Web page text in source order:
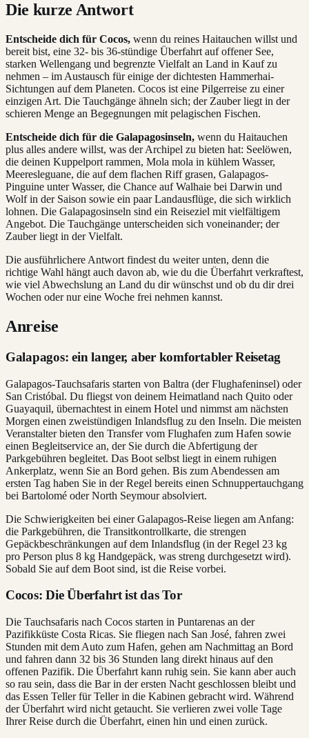
Die kurze Antwort
Entscheide dich für Cocos, wenn du reines Haitauchen willst und
bereit bist, eine 32- bis 36-stündige Überfahrt auf offener See,
starken Wellengang und begrenzte Vielfalt an Land in Kauf zu
nehmen – im Austausch für einige der dichtesten Hammerhai-
Sichtungen auf dem Planeten. Cocos ist eine Pilgerreise zu einer
einzigen Art. Die Tauchgänge ähneln sich; der Zauber liegt in der
schieren Menge an Begegnungen mit pelagischen Fischen.
Entscheide dich für die Galapagosinseln, wenn du Haitauchen
plus alles andere willst, was der Archipel zu bieten hat: Seelöwen,
die deinen Kuppelport rammen, Mola mola in kühlem Wasser,
Meeresleguane, die auf dem flachen Riff grasen, Galapagos-
Pinguine unter Wasser, die Chance auf Walhaie bei Darwin und
Wolf in der Saison sowie ein paar Landausflüge, die sich wirklich
lohnen. Die Galapagosinseln sind ein Reiseziel mit vielfältigem
Angebot. Die Tauchgänge unterscheiden sich voneinander; der
Zauber liegt in der Vielfalt.
Die ausführlichere Antwort findest du weiter unten, denn die
richtige Wahl hängt auch davon ab, wie du die Überfahrt verkraftest,
wie viel Abwechslung an Land du dir wünschst und ob du dir drei
Wochen oder nur eine Woche frei nehmen kannst.
Anreise
Galapagos: ein langer, aber komfortabler Reisetag
Galapagos-Tauchsafaris starten von Baltra (der Flughafeninsel) oder
San Cristóbal. Du fliegst von deinem Heimatland nach Quito oder
Guayaquil, übernachtest in einem Hotel und nimmst am nächsten
Morgen einen zweistündigen Inlandsflug zu den Inseln. Die meisten
Veranstalter bieten den Transfer vom Flughafen zum Hafen sowie
einen Begleitservice an, der Sie durch die Abfertigung der
Parkgebühren begleitet. Das Boot selbst liegt in einem ruhigen
Ankerplatz, wenn Sie an Bord gehen. Bis zum Abendessen am
ersten Tag haben Sie in der Regel bereits einen Schnuppertauchgang
bei Bartolomé oder North Seymour absolviert.
Die Schwierigkeiten bei einer Galapagos-Reise liegen am Anfang:
die Parkgebühren, die Transitkontrollkarte, die strengen
Gepäckbeschränkungen auf dem Inlandsflug (in der Regel 23 kg
pro Person plus 8 kg Handgepäck, was streng durchgesetzt wird).
Sobald Sie auf dem Boot sind, ist die Reise vorbei.
Cocos: Die Überfahrt ist das Tor
Die Tauchsafaris nach Cocos starten in Puntarenas an der
Pazifikküste Costa Ricas. Sie fliegen nach San José, fahren zwei
Stunden mit dem Auto zum Hafen, gehen am Nachmittag an Bord
und fahren dann 32 bis 36 Stunden lang direkt hinaus auf den
offenen Pazifik. Die Überfahrt kann ruhig sein. Sie kann aber auch
so rau sein, dass die Bar in der ersten Nacht geschlossen bleibt und
das Essen Teller für Teller in die Kabinen gebracht wird. Während
der Überfahrt wird nicht getaucht. Sie verlieren zwei volle Tage
Ihrer Reise durch die Überfahrt, einen hin und einen zurück.